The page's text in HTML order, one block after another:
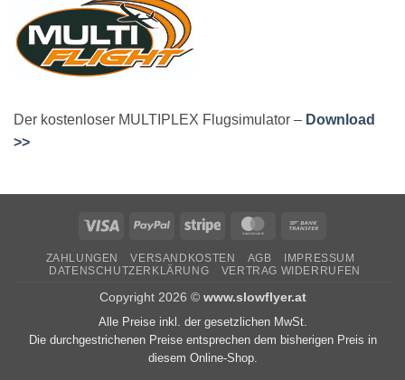
Der kostenloser MULTIPLEX Flugsimulator – Download
>>
Visa PayPal Stripe MasterCard
ZAHLUNGEN VERSANDKOSTEN AGB
IMPRESSUM
DATENSCHUTZERKLÄRUNG
VERTRAG WIDERRUFEN
Copyright 2026 © www.slowflyer.at
Alle Preise inkl. der gesetzlichen MwSt.
Die durchgestrichenen Preise entsprechen dem bisherigen Preis in
diesem Online-Shop.